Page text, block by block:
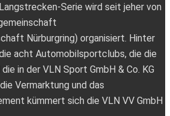
Serie wird seit jeher von
Nürburgring) organisiert. Hinter
acht Automobilsportclubs, die die
in der VLN Sport GmbH & Co. KG
Vermarktung und das
kümmert sich die VLN VV GmbH